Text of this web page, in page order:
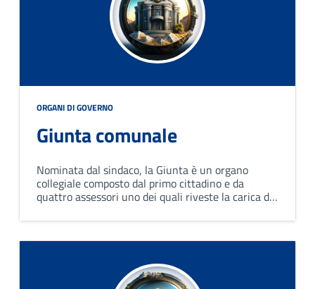
ORGANI DI GOVERNO
Giunta comunale
Nominata dal sindaco, la Giunta è un organo
collegiale composto dal primo cittadino e da
quattro assessori uno dei quali riveste la carica di
del comune ed opera attraverso deliberazioni
collegiali.